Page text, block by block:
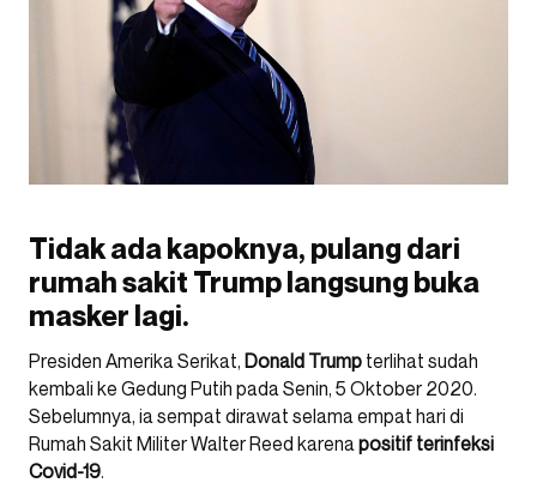
Tidak ada kapoknya, pulang dari
rumah sakit Trump langsung buka
masker lagi.
Presiden Amerika Serikat, Donald Trump terlihat sudah
kembali ke Gedung Putih pada Senin, 5 Oktober 2020.
Sebelumnya, ia sempat dirawat selama empat hari di
Rumah Sakit Militer Walter Reed karenapositif terinfeksi
Covid-19.